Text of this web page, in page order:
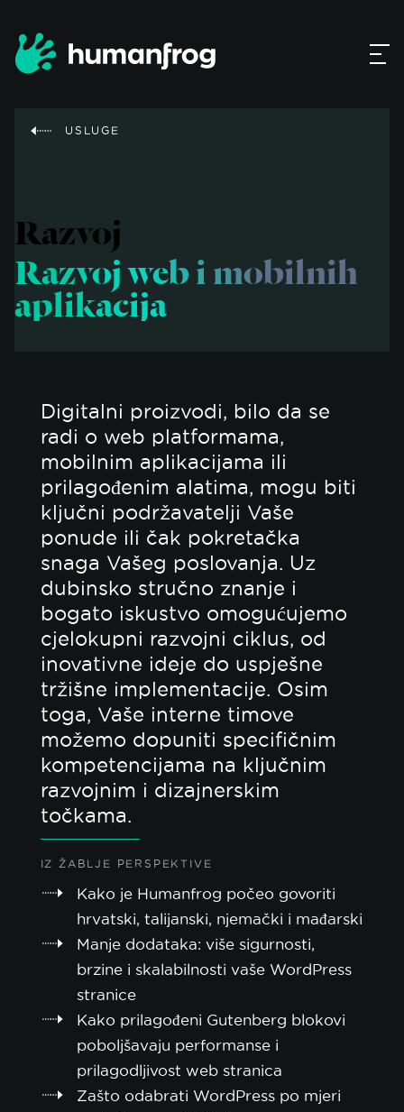
USLUGE
Razvoj
Razvoj web i mobilnih
aplikacija
Digitalni proizvodi, bilo da se
radi o web platformama,
mobilnim aplikacijama ili
prilagođenim alatima, mogu biti
ključni podržavatelji Vaše
ponude ili čak pokretačka
snaga Vašeg poslovanja. Uz
dubinsko stručno znanje i
bogato iskustvo omogućujemo
cjelokupni razvojni ciklus, od
inovativne ideje do uspješne
tržišne implementacije. Osim
toga, Vaše interne timove
možemo dopuniti specifičnim
kompetencijama na ključnim
razvojnim i dizajnerskim
točkama.
IZ ŽABLJE PERSPEKTIVE
Kako je Humanfrog počeo govoriti
hrvatski, talijanski, njemački i mađarski
Manje dodataka: više sigurnosti,
brzine i skalabilnosti vaše WordPress
stranice
Kako prilagođeni Gutenberg blokovi
poboljšavaju performanse i
prilagodljivost web stranica
Zašto odabrati WordPress po mjeri